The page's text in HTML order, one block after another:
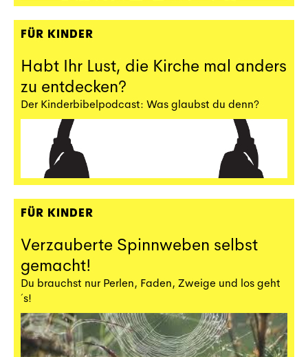
FÜR KINDER
Habt Ihr Lust, die Kirche mal anders
zu entdecken?
Der Kinderbibelpodcast: Was glaubst du denn?
FÜR KINDER
Verzauberte Spinnweben selbst
gemacht!
Du brauchst nur Perlen, Faden, Zweige und los geht
´s!